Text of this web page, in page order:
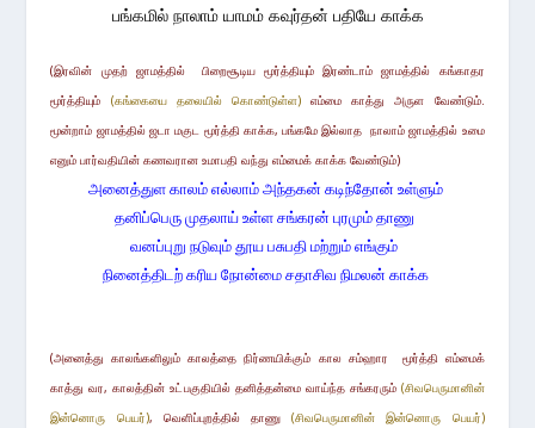
பங்கமில் நாலாம் யாமம் கவுர்தன் பதியே காக்க
(இரவின் முதற் ஜாமத்தில் பிறைசூடிய மூர்த்தியும்இரண்டாம்ஜாமத்தில் கங்காதர
மூர்த்தியும் (கங்கையை தலையில் கொண்டுள்ள) எம்மைகாத்து அருள வேண்டும்.
மூன்றாம் ஜாமத்தில் ஜடாமகுட மூர்த்தி காக்க,பங்கமேஇல்லாத நாலாம்ஜாமத்தில் உமை
எனும் பார்வதியின் கணவரானஉமாபதிவந்து எம்மைக் காக்க வேண்டும்)
அனைத்துள காலம் எல்லாம் அந்தகன் கடிந்தோன் உள்ளும்
தனிப்பெரு முதலாய் உள்ள சங்கரன் புரமும் தாணு
வனப்புறு நடுவும் தூய பசுபதி மற்றும் எங்கும்
நினைத்திடற் கரிய நோன்மை சதாசிவ நிமலன் காக்க
(அனைத்துகாலங்களிலும் காலத்தை நிர்ணயிக்கும் கால சம்ஹார
மூர்த்தி எம்மைக்
காத்து வர, காலத்தின் உட்பகுதியில் தனித்தன்மை வாய்ந்த சங்கரரும் (சிவபெருமானின்
இன்னொரு பெயர்), வெளிப்புறத்தில்தாணு(சிவபெருமானின் இன்னொரு பெயர்)